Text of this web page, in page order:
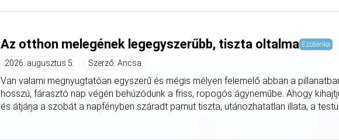
Az otthon melegének legegyszerűbb, tiszta oltalma Ezoterika
2026. augusztus 5. Szerző: Ancsa
Van valami megnyugtatóan egyszerű és mégis mélyen felemelő abban a
hosszú, fárasztó nap végén behúzódunk a friss, ropogós ágyneműbe. Ahogy
és átjárja a szobát a napfényben száradt pamut tiszta, utánozhatatlan illata, a